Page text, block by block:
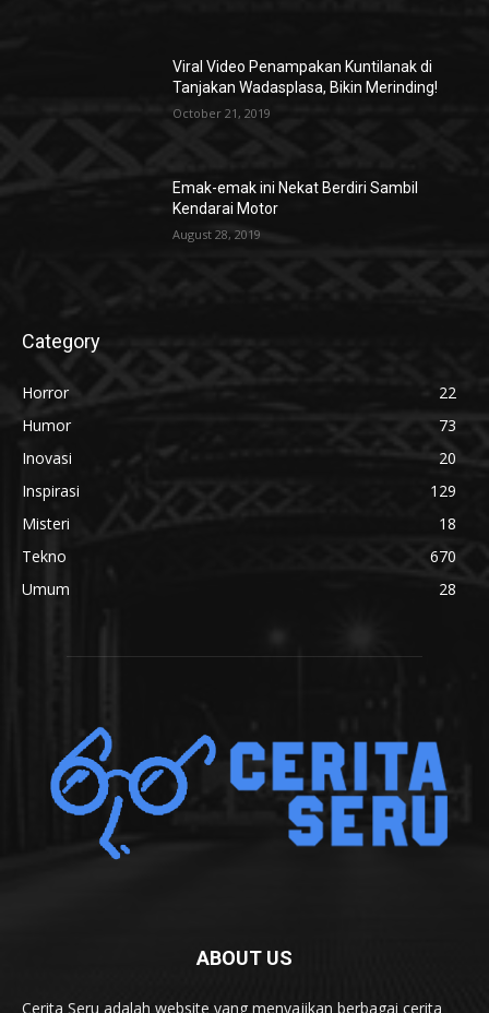
Viral Video Penampakan Kuntilanak di
Tanjakan Wadasplasa, Bikin Merinding!
October 21, 2019
Emak-emak ini Nekat Berdiri Sambil
Kendarai Motor
August 28, 2019
Category
Horror
22
Humor
73
Inovasi
20
Inspirasi
129
Misteri
18
Tekno
670
Umum
28
ABOUT US
Cerita Seru adalah website yang menyajikan berbagai cerita